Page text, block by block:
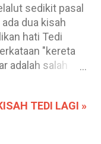
sedikit pasal
dua kisah
hati Tedi
"kereta
adalah salah
Kereta conti
TEDI LAGI »